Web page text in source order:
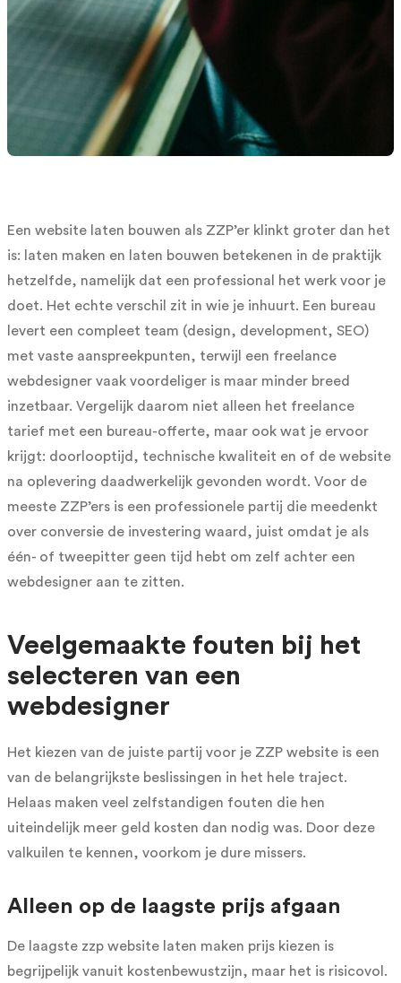
Een website laten bouwen als ZZP’er klinkt groter dan het
is: laten maken en laten bouwen betekenen in de praktijk
hetzelfde, namelijk dat een professional het werk voor je
doet. Het echte verschil zit in wie je inhuurt. Een bureau
levert een compleet team (design, development, SEO)
met vaste aanspreekpunten, terwijl een freelance
webdesigner vaak voordeliger is maar minder breed
inzetbaar. Vergelijk daarom niet alleen het freelance
tarief met een bureau-offerte, maar ook wat je ervoor
krijgt: doorlooptijd, technische kwaliteit en of de website
na oplevering daadwerkelijk gevonden wordt. Voor de
meeste ZZP’ers is een professionele partij die meedenkt
over conversie de investering waard, juist omdat je als
één- of tweepitter geen tijd hebt om zelf achter een
webdesigner aan te zitten.
Veelgemaakte fouten bij het
selecteren van een
webdesigner
Het kiezen van de juiste partij voor je ZZP website is een
van de belangrijkste beslissingen in het hele traject.
Helaas maken veel zelfstandigen fouten die hen
uiteindelijk meer geld kosten dan nodig was. Door deze
valkuilen te kennen, voorkom je dure missers.
Alleen op de laagste prijs afgaan
De laagste zzp website laten maken prijs kiezen is
begrijpelijk vanuit kostenbewustzijn, maar het is risicovol.